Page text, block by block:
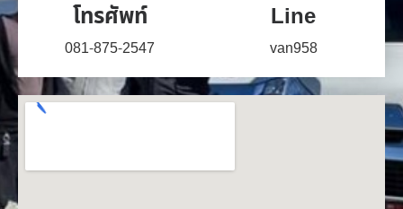
โทรศัพท์
081-875-2547
Line
van958